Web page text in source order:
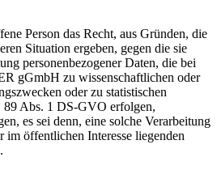
Person das Recht, aus Gründen, die
Situation ergeben, gegen die sie
personenbezogener Daten, die bei
gGmbH zu wissenschaftlichen oder
oder zu statistischen
89 Abs. 1 DS-GVO erfolgen,
es sei denn, eine solche Verarbeitung
im öffentlichen Interesse liegenden